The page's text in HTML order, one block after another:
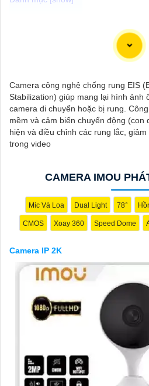
Dưới đây là 96 từ giới thiệu về
hợp cho hệ thống an ninh của bạn:
"Camera IP 2K là sự lựa chọn hoàn
an ninh của bạn. Với độ phân giải
tự động ghi hình khi phát hiện
không bỏ lỡ bất kỳ sự kiện nào. 📃
mạng linh hoạt giúp bạn dễ dàng
di động. Camera IP 2K là giải pháp
hoặc doanh nghiệp của bạn."
Camera công nghệ chống rung EIS
Stabilization) giúp mang lại hình ảnh
camera di chuyển hoặc bị rung.
mềm và cảm biến chuyển động (con
hiện và điều chỉnh các rung lắc,
trong video
CAMERA IMOU
Mic Và Loa Dual Light 78°
CMOS Xoay 360 Speed Dome
Camera IP 2K